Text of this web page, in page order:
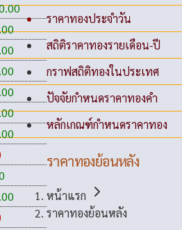
ราคาทองประจำวัน
สถิติราคาทองรายเดือน-ปี
กราฟสถิติทองในประเทศ
ปัจจัยกำหนดราคาทองคำ
หลักเกณฑ์กำหนดราคาทอง
ราคาทองย้อนหลัง
หน้าแรก
ราคาทองย้อนหลัง